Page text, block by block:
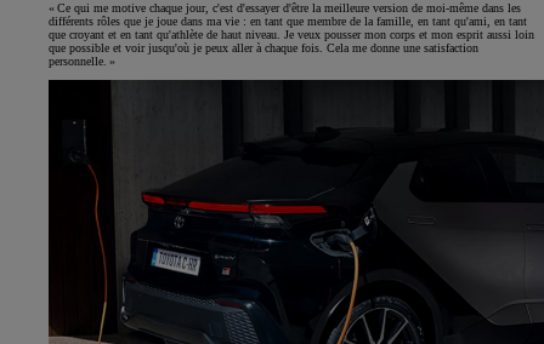
« Ce qui me motive chaque jour, c'est d'essayer d'être la meilleure version de moi-même dans les
différents rôles que je joue dans ma vie : en tant que membre de la famille, en tant qu'ami, en tant
que croyant et en tant qu'athlète de haut niveau. Je veux pousser mon corps et mon esprit aussi loin
que possible et voir jusqu'où je peux aller à chaque fois. Cela me donne une satisfaction
personnelle. »